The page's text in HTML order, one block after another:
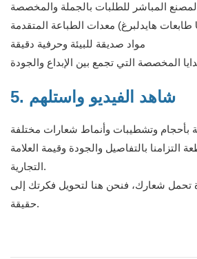
المباشر للطلبات بالجملة والمخصصة
مواد صديقة للبيئة وحرفية دقيقة
5. شاهد الفيديو واستلهم
بالتفاصيل والجودة وقيمة العلامة
التجارية.
تحمل شعارك، فنحن هنا لتحويل فكرتك إلى
حقيقة.